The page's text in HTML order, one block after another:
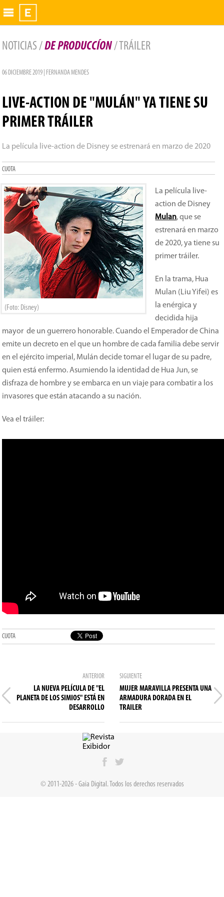
Exhibidor
NOTICIAS /DE PRODUCCÍON/ TRÁILER
06 DICIEMBRE 2019 | FERNANDA MENDES
LIVE-ACTION DE "MULÁN" YA TIENE SU
PRIMER TRÁILER
La película live-action de Disney se estrenará en marzo de 2020
CUOTA
(Foto: Disney)
La película live-
action de Disney
Mulan, que se
estrenará en marzo
de 2020, ya tiene su
primer tráiler.
En la trama, Hua
Mulan (Liu Yifei) es
la enérgica y
decidida hija
mayor de un guerrero honorable. Cuando el Emperador de China
emite un decreto en el que un hombre de cada familia debe servir
en el ejército imperial, Mulán decide tomar el lugar de su padre,
quien está enfermo. Asumiendo la identidad de Hua Jun, se
disfraza de hombre y se embarca en un viaje para combatir a los
invasores que están atacando a su nación.
Vea el tráiler:
CUOTA
ANTERIOR
LA NUEVA PELÍCULA DE "EL
PLANETA DE LOS SIMIOS" ESTÁ EN
DESARROLLO
SIGUIENTE
MUJER MARAVILLA PRESENTA UNA
ARMADURA DORADA EN EL
TRAILER
© 2011-2026 - Gaia Digital. Todos los derechos reservados